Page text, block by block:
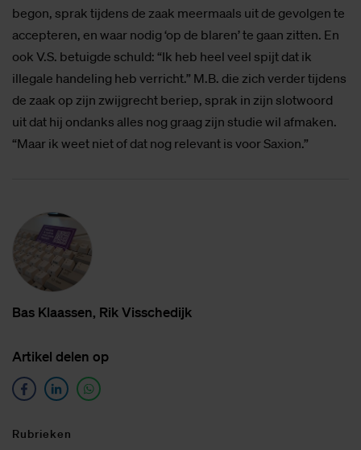
begon, sprak tijdens de zaak meermaals uit de gevolgen te
accepteren, en waar nodig ‘op de blaren’ te gaan zitten. En
ook V.S. betuigde schuld: “Ik heb heel veel spijt dat ik
illegale handeling heb verricht.” M.B. die zich verder tijdens
de zaak op zijn zwijgrecht beriep, sprak in zijn slotwoord
uit dat hij ondanks alles nog graag zijn studie wil afmaken.
“Maar ik weet niet of dat nog relevant is voor Saxion.”
Bas Klaas­sen, Rik Vis­sche­dijk
Ar­ti­kel de­len op
Ru­brie­ken